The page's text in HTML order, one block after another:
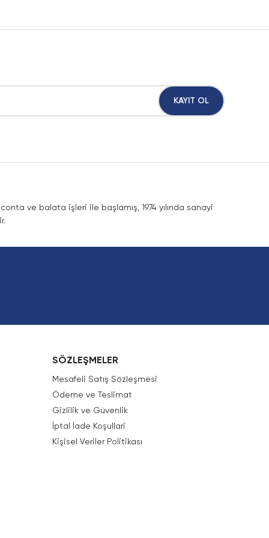
KAYIT OL
ve balata işleri ile başlamış, 1974 yılında sanayi
SÖZLEŞMELER
Mesafeli Satış Sözleşmesi
Ödeme ve Teslimat
Gizlilik ve Güvenlik
İptal İade Koşullari
Kişisel Veriler Politikası